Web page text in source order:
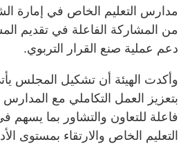
مدارس التعليم الخاص في إمارة
من المشاركة الفاعلة في تقديم
دعم عملية صنع القرار التربوي.
وأكدت الهيئة أن تشكيل المجلس
بتعزيز العمل التكاملي مع
فاعلة للتعاون والتشاور بما
التعليم الخاص والارتقاء بمستوى